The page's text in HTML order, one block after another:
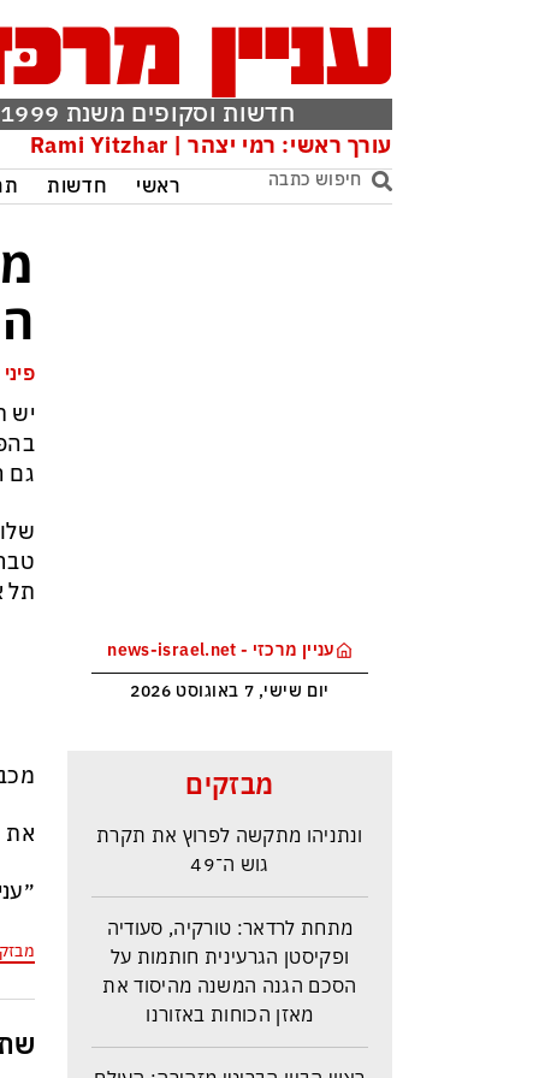
חדשות וסקופים משנת 1999
עורך ראשי: רמי יצהר | Rami Yitzhar
ראשי חדשות
עניין מרכזי - news-israel.net
יום שישי, 7 באוגוסט 2026
מבזקים
איזנקוט מתבסס במקום הראשון –
ונתניהו מתקשה לפרוץ את תקרת
גוש ה־49
מתחת לרדאר: טורקיה, סעודיה
ופקיסטן הגרעינית חותמות על
הסכם הגנה המשנה מהיסוד את
מאזן הכוחות באזורנו
ראש הביון הבריטי מזהירה: העולם
יש
גם
תל
את
מבזק